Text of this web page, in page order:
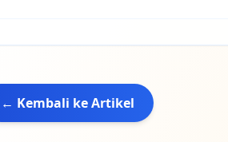
← Kembali ke Artikel